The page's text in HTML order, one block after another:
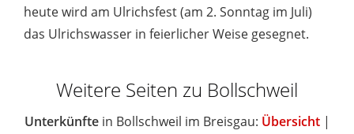
heute wird am Ulrichsfest (am 2. Sonntag im Juli)
das Ulrichswasser in feierlicher Weise gesegnet.
Weitere Seiten zu Bollschweil
Unterkünftein Bollschweil im Breisgau: Übersicht|